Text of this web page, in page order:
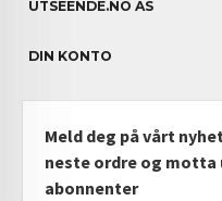
UTSEENDE.NO AS
DIN KONTO
NYHETSBREV
PARTNERE
Meld deg på vårt
neste ordre og
abonnenter